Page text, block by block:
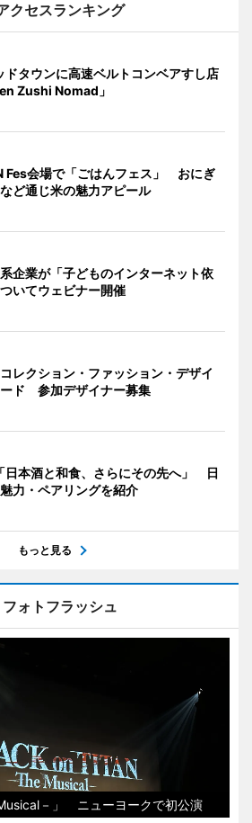
クセスランキング
ドタウンに高速ベルトコンベアすし店
Zushi Nomad」
Fes会場で「ごはんフェス」 おにぎ
ど通じ米の魅力アピール
企業が「子どものインターネット依
いてウェビナー開催
レクション・ファッション・デザイ
ド 参加デザイナー募集
日本酒と和食、さらにその先へ」 日
力・ペアリングを紹介
もっと見る
フォトフラッシュ
－」 ニューヨークで初公演